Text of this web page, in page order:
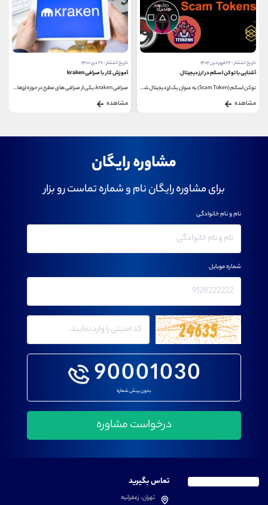
تاریخ انتشار : ۲۶ دی ۱۴۰۰
آموزش کار با صرافی kraken
صرافی kraken، یکی از صرافی های مطرح در حوزه ارزهای...
مشاهده
تاریخ انتشار : ۲۰ مهر ۱۴۰۰
متاورس چیست؟
اگر بتوانید دنیای مورد علاقه و دلخواه خود را...
مشاهده
مشاوره رایگان
برای مشاوره رایگان نام و شماره تماست رو بزار
90001030
بدون پیش شماره
نام و نام خانوادگی
شماره موبایل
تماس بگیرید
تهران، زعفرانیه